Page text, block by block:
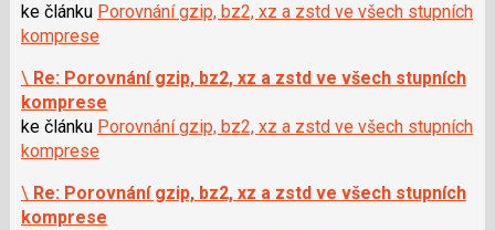
ke článku Porovnání gzip, bz2, xz a zstd ve všech stupních
komprese
\ Re: Porovnání gzip, bz2, xz a zstd ve všech stupních
komprese
ke článku Porovnání gzip, bz2, xz a zstd ve všech stupních
komprese
\ Re: Porovnání gzip, bz2, xz a zstd ve všech stupních
komprese